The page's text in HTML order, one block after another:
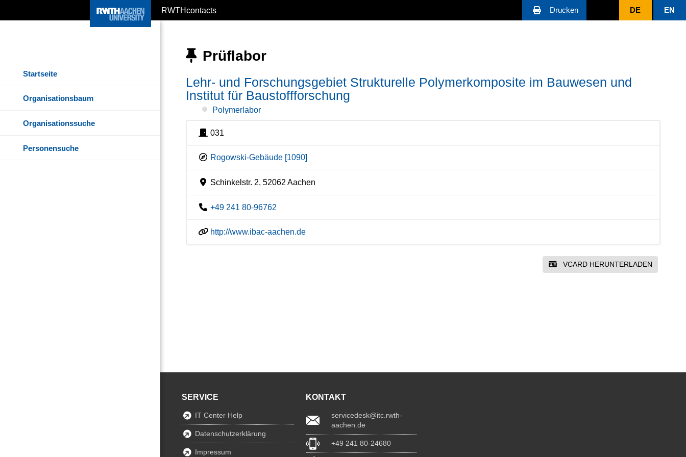
RWTHcontacts Drucken DE EN
Startseite
Organisationsbaum
Organisationssuche
Personensuche
Prüflabor
Lehr- und Forschungsgebiet Strukturelle Polymerkomposite im Bauwesen und
Institut für Baustoffforschung
Polymerlabor
031
Rogowski-Gebäude [1090]
Schinkelstr. 2, 52062 Aachen
+49 241 80-96762
http://www.ibac-aachen.de
VCARD HERUNTERLADEN
SERVICE
IT Center Help
Datenschutzerklärung
Impressum
KONTAKT
servicedesk@itc.rwth-
aachen.de
+49 241 80-24680